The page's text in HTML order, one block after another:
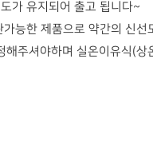
가 유지되어 출고 됩니다~
능한 제품으로 약간의 신
주셔야하며 실온이유식(